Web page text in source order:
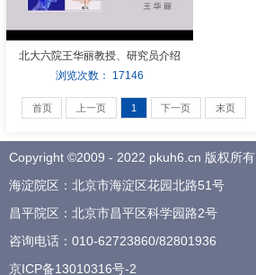
北大六院王华丽教授、研究员介绍
浏览次数： 17146
首页 上一页 1 下一页 末页
Copyright ©2009 - 2022 pkuh6.cn 版权所有
海淀院区：北京市海淀区花园北路51号
昌平院区：北京市昌平区科学园路2号
咨询电话： 010-62723860/82801936
京ICP备13010316号-2